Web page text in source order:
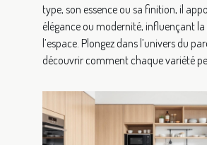
type, son essence ou sa finition, il
élégance ou modernité, influençant
l’espace. Plongez dans l’univers du
découvrir comment chaque variété